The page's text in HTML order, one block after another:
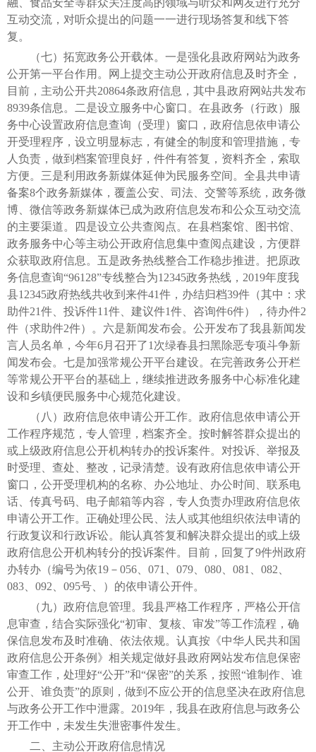
互动交流，对听众提出的问题一一进行现场答复和线下答
复。
（七）拓宽政务公开载体。一是强化县政府网站为政务
公开第一平台作用。网上提交主动公开政府信息及时齐全，
目前，主动公开共20864条政府信息，其中县政府网站共发布
8939条信息。二是设立服务中心窗口。在县政务（行政）服
务中心设置政府信息查询（受理）窗口，政府信息依申请公
开受理程序，设立明显标志，有健全的制度和管理措施，专
人负责，做到档案管理良好，件件有答复，资料齐全，索取
方便。三是利用政务新媒体延伸为民服务空间。全县共申请
备案8个政务新媒体，覆盖公安、司法、交警等系统，政务微
博、微信等政务新媒体已成为政府信息发布和公众互动交流
的主要渠道。四是设立公共查阅点。在县档案馆、图书馆、
政务服务中心等主动公开政府信息集中查阅点建设，方便群
众获取政府信息。五是政务热线整合工作稳步推进。把原政
务信息查询“96128”专线整合为12345政务热线，2019年度我
县12345政府热线共收到来件41件，办结归档39件（其中：求
助件21件、投诉件11件、建议件1件、咨询件6件），待办件2
件（求助件2件）。六是新闻发布会。公开发布了我县新闻发
言人员名单，今年6月召开了1次绿春县扫黑除恶专项斗争新
闻发布会。七是加强常规公开平台建设。在完善政务公开栏
等常规公开平台的基础上，继续推进政务服务中心标准化建
设和乡镇便民服务中心规范化建设。
（八）政府信息依申请公开工作。政府信息依申请公开
工作程序规范，专人管理，档案齐全。按时解答群众提出的
或上级政府信息公开机构转办的投诉案件。对投诉、举报及
时受理、查处、整改，记录清楚。设有政府信息依申请公开
窗口，公开受理机构的名称、办公地址、办公时间、联系电
话、传真号码、电子邮箱等内容，专人负责办理政府信息依
申请公开工作。正确处理公民、法人或其他组织依法申请的
行政复议和行政诉讼。能认真答复和解决群众提出的或上级
政府信息公开机构转分的投诉案件。目前，回复了9件州政府
办转办（编号为依19－056、071、079、080、081、082、
083、092、095号、）的依申请公开件。
（九）政府信息管理。我县严格工作程序，严格公开信
息审查，结合实际强化“初审、复核、审发”等工作流程，确
保信息发布及时准确、依法依规。认真按《中华人民共和国
政府信息公开条例》相关规定做好县政府网站发布信息保密
审查工作，处理好“公开”和“保密”的关系，按照“谁制作、谁
公开、谁负责”的原则，做到不应公开的信息坚决在政府信息
与政务公开工作中泄露。2019年，我县在政府信息与政务公
开工作中，未发生失泄密事件发生。
二、主动公开政府信息情况